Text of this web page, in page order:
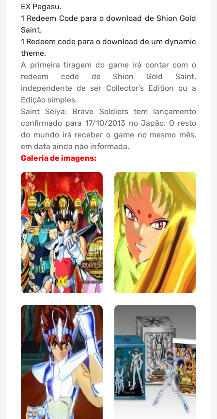
EX Pegasu.
1 Redeem Code para o download de Shion Gold
Saint.
1 Redeem code para o download de um dynamic
theme.
A primeira tiragem do game irá contar com o
redeem code de Shion Gold Saint,
independente de ser Collector’s Edition ou a
Edição simples.
Saint Seiya: Brave Soldiers tem lançamento
confirmado para 17/10/2013 no Japão. O resto
do mundo irá receber o game no mesmo mês,
em data ainda não informada.
Galeria de imagens: